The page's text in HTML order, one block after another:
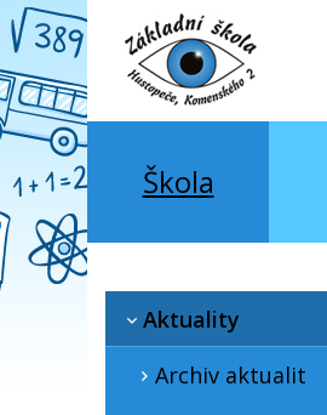
Škola
Aktuality
Archiv aktualit